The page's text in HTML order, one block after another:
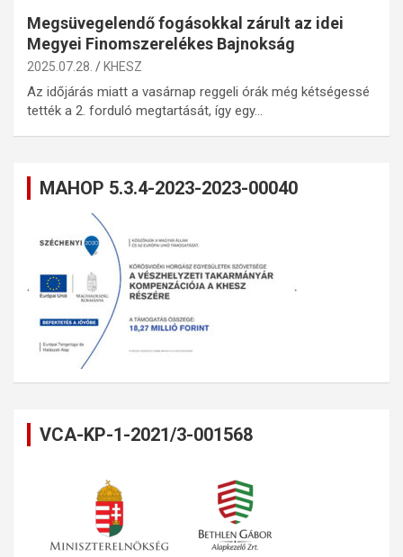
Megsüvegelendő fogásokkal zárult az idei
Megyei Finomszerelékes Bajnokság
2025.07.28. KHESZ
Az időjárás miatt a vasárnap reggeli órák még kétségessé
tették a 2. forduló megtartását, így egy…
MAHOP 5.3.4-2023-2023-00040
VCA-KP-1-2021/3-001568